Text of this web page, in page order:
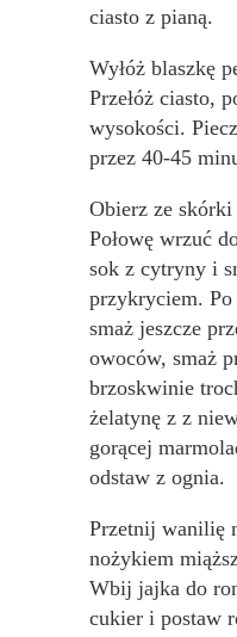
ciasto z pianą.
Wyłóż blaszkę
Przełóż ciasto,
wysokości.
przez 40-45
Obierz ze
Połowę wrzuć
sok z cytryny i
przykryciem.
smaż jeszcze
owoców, smaż
brzoskwinie
żelatynę z z
gorącej
odstaw z ognia.
Przetnij wanilię
nożykiem
Wbij jajka do
cukier i postaw